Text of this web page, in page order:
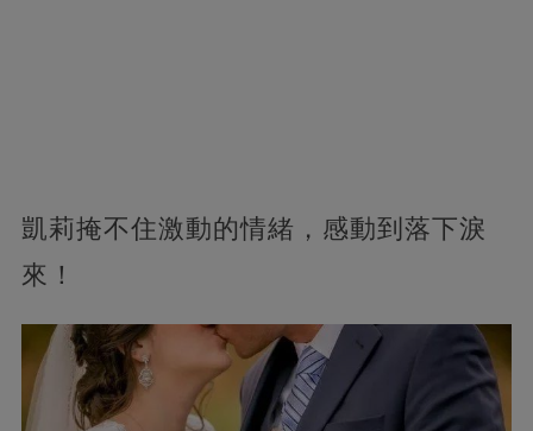
凱莉掩不住激動的情緒，感動到落下淚
來！